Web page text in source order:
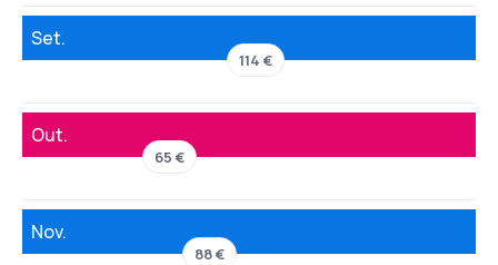
Set.
114 €
Out.
65 €
Nov.
88 €